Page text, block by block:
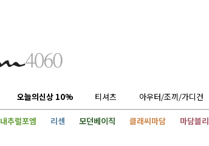
오늘의신상 10% 티셔츠 아우터/조끼/가디건
내추럴포엠 리센 모던베이직 클래씨마담 마담블리